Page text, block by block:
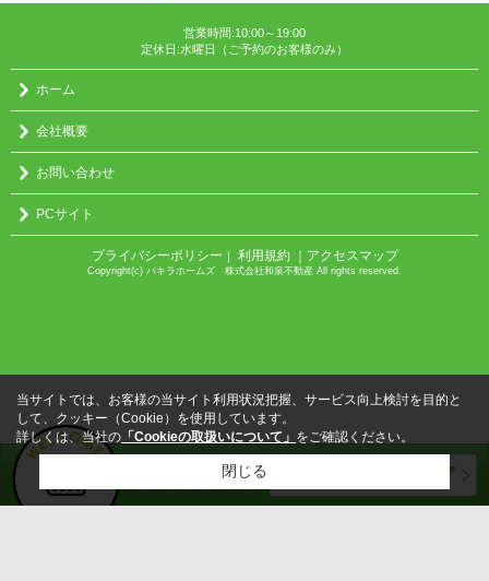
営業時間:10:00～19:00
定休日:水曜日（ご予約のお客様のみ）
ホーム
会社概要
お問い合わせ
PCサイト
プライバシーポリシー ｜ 利用規約 ｜アクセスマップ
Copyright(c) パキラホームズ 株式会社和泉不動産 All rights reserved.
当サイトでは、お客様の当サイト利用状況把握、サービス向上検討を目的と
して、クッキー（Cookie）を使用しています。
詳しくは、当社の 「Cookieの取扱いについて」 をご確認ください。
閉じる